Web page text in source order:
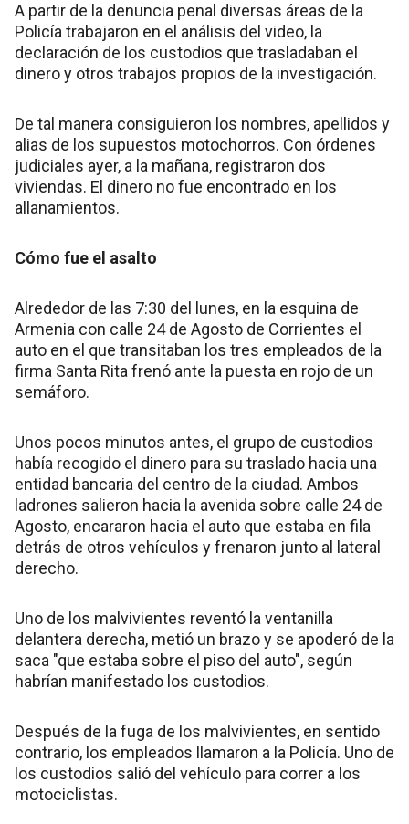
A partir de la denuncia penal diversas áreas de la
Policía trabajaron en el análisis del video, la
declaración de los custodios que trasladaban el
dinero y otros trabajos propios de la investigación.
De tal manera consiguieron los nombres, apellidos y
alias de los supuestos motochorros. Con órdenes
judiciales ayer, a la mañana, registraron dos
viviendas. El dinero no fue encontrado en los
allanamientos.
Cómo fue el asalto
Alrededor de las 7:30 del lunes, en la esquina de
Armenia con calle 24 de Agosto de Corrientes el
auto en el que transitaban los tres empleados de la
firma Santa Rita frenó ante la puesta en rojo de un
semáforo.
Unos pocos minutos antes, el grupo de custodios
había recogido el dinero para su traslado hacia una
entidad bancaria del centro de la ciudad. Ambos
ladrones salieron hacia la avenida sobre calle 24 de
Agosto, encararon hacia el auto que estaba en fila
detrás de otros vehículos y frenaron junto al lateral
derecho.
Uno de los malvivientes reventó la ventanilla
delantera derecha, metió un brazo y se apoderó de la
saca "que estaba sobre el piso del auto", según
habrían manifestado los custodios.
Después de la fuga de los malvivientes, en sentido
contrario, los empleados llamaron a la Policía. Uno de
los custodios salió del vehículo para correr a los
motociclistas.